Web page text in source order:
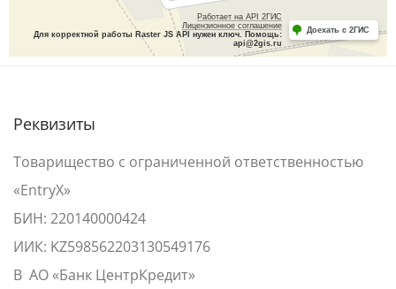
Реквизиты
Товарищество с ограниченной ответственностью
«EntryX»
БИН: 220140000424
ИИК: KZ598562203130549176
В АО «Банк ЦентрКредит»